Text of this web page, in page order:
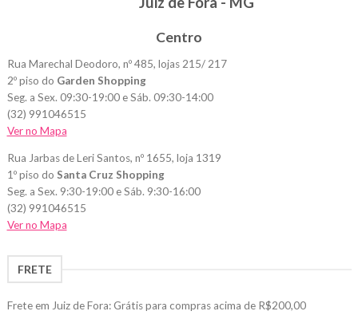
Centro
Rua Marechal Deodoro, nº 485, lojas 215/ 217
2º piso do Garden Shopping
Seg. a Sex. 09:30-19:00 e Sáb. 09:30-14:00
(32) 991046515
Ver no Mapa
Rua Jarbas de Leri Santos, nº 1655, loja 1319
1º piso do Santa Cruz Shopping
Seg. a Sex. 9:30-19:00 e Sáb. 9:30-16:00
(32) 991046515
Ver no Mapa
FRETE
Frete em Juiz de Fora: Grátis para compras acima de R$200,00